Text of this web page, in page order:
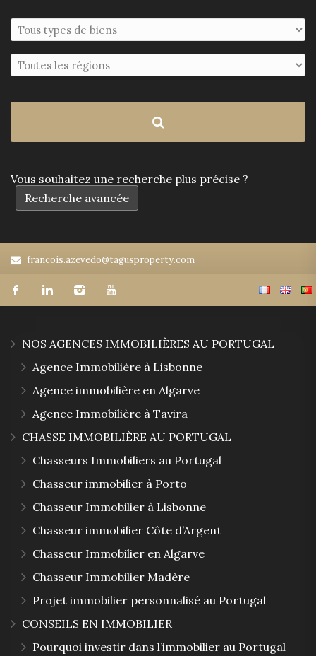
Vous souhaitez une recherche plus précise ?
Recherche avancée
francois.azevedo@tagusproperty.com
NOS AGENCES IMMOBILIÈRES AU PORTUGAL
Agence Immobilière à Lisbonne
Agence immobilière en Algarve
Agence Immobilière à Tavira
CHASSE IMMOBILIÈRE AU PORTUGAL
Chasseurs Immobiliers au Portugal
Chasseur immobilier à Porto
Chasseur Immobilier à Lisbonne
Chasseur immobilier Côte d’Argent
Chasseur Immobilier en Algarve
Chasseur Immobilier Madère
Projet immobilier personnalisé au Portugal
CONSEILS EN IMMOBILIER
Pourquoi investir dans l’immobilier au Portugal